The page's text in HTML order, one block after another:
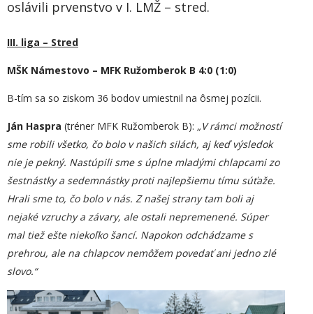
oslávili prvenstvo v I. LMŽ – stred.
III. liga – Stred
MŠK Námestovo – MFK Ružomberok B 4:0 (1:0)
B-tím sa so ziskom 36 bodov umiestnil na ôsmej pozícii.
Ján Haspra (tréner MFK Ružomberok B): „V rámci možností
sme robili všetko, čo bolo v našich silách, aj keď výsledok
nie je pekný. Nastúpili sme s úplne mladými chlapcami zo
šestnástky a sedemnástky proti najlepšiemu tímu súťaže.
Hrali sme to, čo bolo v nás. Z našej strany tam boli aj
nejaké vzruchy a závary, ale ostali nepremenené. Súper
mal tiež ešte niekoľko šancí. Napokon odchádzame s
prehrou, ale na chlapcov nemôžem povedať ani jedno zlé
slovo.“